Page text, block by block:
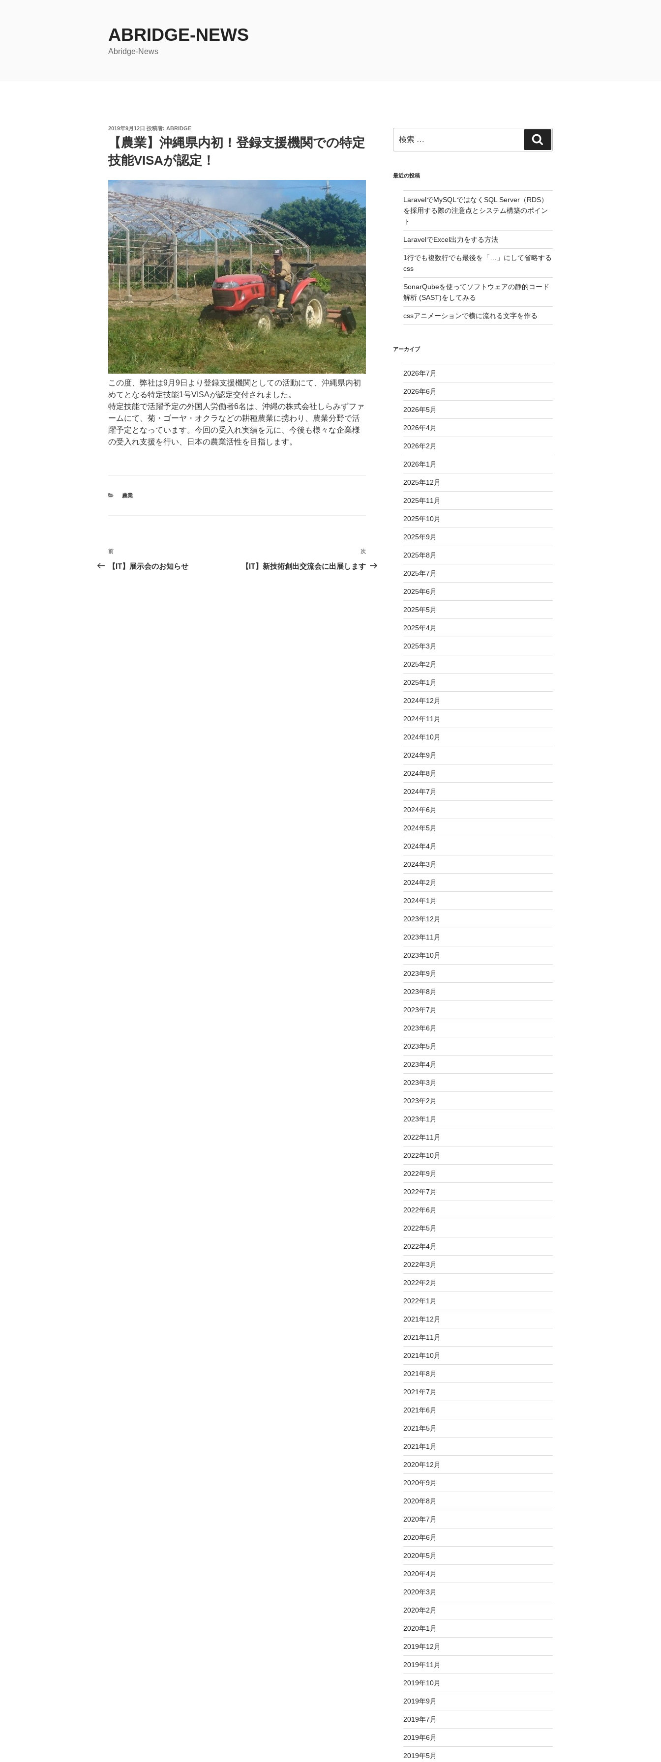
ABRIDGE-NEWS
Abridge-News
投
2019年9月12日 投稿者: ABRIDGE
【農業】沖縄県内初！登録支援機関での特定
技能VISAが認定！
この度、弊社は9月9日より登録支援機関としての活動にて、沖縄県内初
めてとなる特定技能1号VISAが認定交付されました。
特定技能で活躍予定の外国人労働者6名は、沖縄の株式会社しらみずファ
ームにて、菊・ゴーヤ・オクラなどの耕種農業に携わり、農業分野で活
躍予定となっています。今回の受入れ実績を元に、今後も様々な企業様
の受入れ支援を行い、日本の農業活性を目指します。
カ
農業
投
稿
過
去
前
【IT】展示会のお知らせ
の
次
【IT】新技術創出交流会に出展します
索:
索
最近の投稿
LaravelでMySQLではなくSQL Server（RDS）
を採用する際の注意点とシステム構築のポイン
ト
LaravelでExcel出力をする方法
1行でも複数行でも最後を「…」にして省略する
css
SonarQubeを使ってソフトウェアの静的コード
解析 (SAST)をしてみる
cssアニメーションで横に流れる文字を作る
アーカイブ
2026年7月
2026年6月
2026年5月
2026年4月
2026年2月
2026年1月
2025年12月
2025年11月
2025年10月
2025年9月
2025年8月
2025年7月
2025年6月
2025年5月
2025年4月
2025年3月
2025年2月
2025年1月
2024年12月
2024年11月
2024年10月
2024年9月
2024年8月
2024年7月
2024年6月
2024年5月
2024年4月
2024年3月
2024年2月
2024年1月
2023年12月
2023年11月
2023年10月
2023年9月
2023年8月
2023年7月
2023年6月
2023年5月
2023年4月
2023年3月
2023年2月
2023年1月
2022年11月
2022年10月
2022年9月
2022年7月
2022年6月
2022年5月
2022年4月
2022年3月
2022年2月
2022年1月
2021年12月
2021年11月
2021年10月
2021年8月
2021年7月
2021年6月
2021年5月
2021年1月
2020年12月
2020年9月
2020年8月
2020年7月
2020年6月
2020年5月
2020年4月
2020年3月
2020年2月
2020年1月
2019年12月
2019年11月
2019年10月
2019年9月
2019年7月
2019年6月
2019年5月